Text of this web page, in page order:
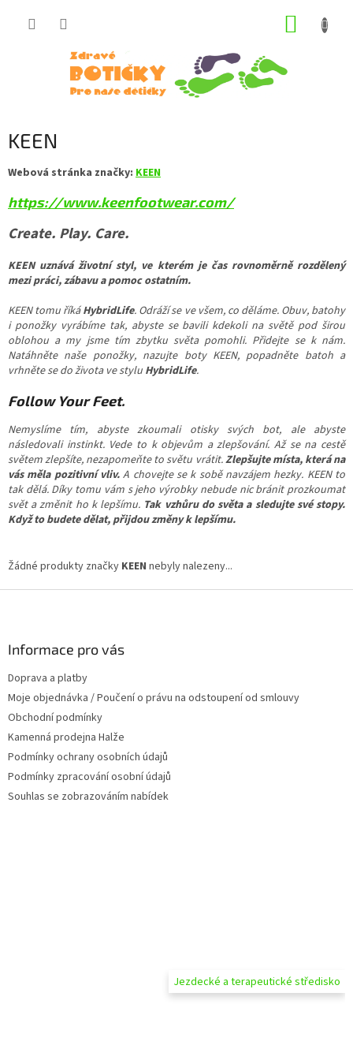
KEEN
Webová stránka značky: KEEN
https://www.keenfootwear.com/
Create. Play. Care.
KEEN uznává životní styl, ve kterém je čas rovnoměrně rozdělený
mezi práci, zábavu a pomoc ostatním.
KEEN tomu říkáHybridLife. Odráží se ve všem, co děláme. Obuv, batohy
i ponožky vyrábíme tak, abyste se bavili kdekoli na světě pod širou
oblohou a my jsme tím zbytku světa pomohli. Přidejte se k nám.
Natáhněte naše ponožky, nazujte boty KEEN, popadněte batoh a
vrhněte se do života ve stylu HybridLife.
Follow Your Feet.
Nemyslíme tím, abyste zkoumali otisky svých bot, ale abyste
následovali instinkt. Vede to k objevům a zlepšování. Až se na cestě
světem zlepšíte, nezapomeňte to světu vrátit.Zlepšujte místa, která na
vás měla pozitivní vliv. A chovejte se k sobě navzájem hezky. KEEN to
tak dělá. Díky tomu vám s jeho výrobky nebude nic bránit prozkoumat
svět a změnit ho k lepšímu. Tak vzhůru do světa a sledujte své stopy.
Když to budete dělat, přijdou změny k lepšímu.
Žádné produkty značky KEEN nebyly nalezeny...
Informace pro vás
Doprava a platby
Moje objednávka / Poučení o právu na odstoupení od smlouvy
Obchodní podmínky
Kamenná prodejna Halže
Podmínky ochrany osobních údajů
Podmínky zpracování osobní údajů
Souhlas se zobrazováním nabídek
Jezdecké a terapeutické středisko